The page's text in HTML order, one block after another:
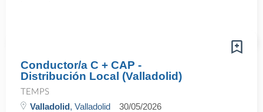
Conductor/a C + CAP -
Distribución Local (Valladolid)
TEMPS
Valladolid, Valladolid 30/05/2026